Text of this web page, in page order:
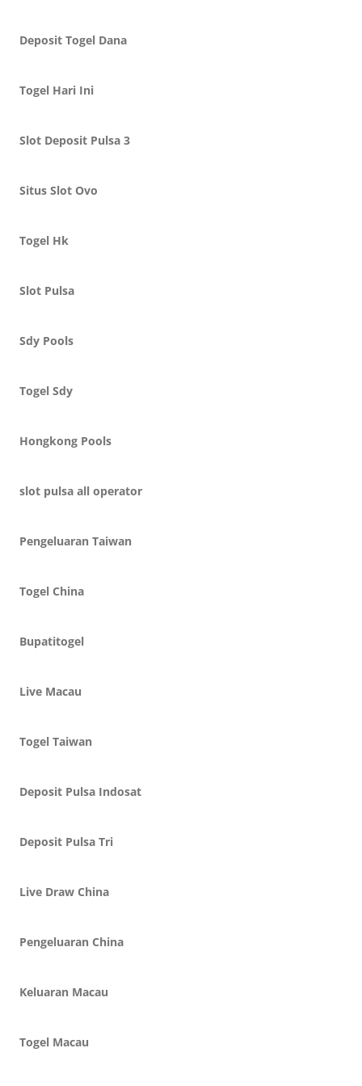
Deposit Togel Dana
Togel Hari Ini
Slot Deposit Pulsa 3
Situs Slot Ovo
Togel Hk
Slot Pulsa
Sdy Pools
Togel Sdy
Hongkong Pools
slot pulsa all operator
Pengeluaran Taiwan
Togel China
Bupatitogel
Live Macau
Togel Taiwan
Deposit Pulsa Indosat
Deposit Pulsa Tri
Live Draw China
Pengeluaran China
Keluaran Macau
Togel Macau